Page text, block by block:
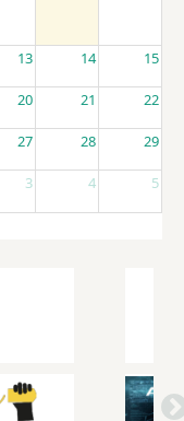
13 14 15
20 21 22
27 28 29
3 4 5